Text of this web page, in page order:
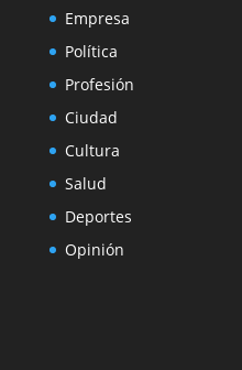
Empresa
Política
Profesión
Ciudad
Cultura
Salud
Deportes
Opinión